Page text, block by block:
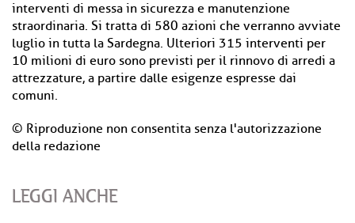
interventi di messa in sicurezza e manutenzione
straordinaria. Si tratta di 580 azioni che verranno avviate
luglio in tutta la Sardegna. Ulteriori 315 interventi per
10 milioni di euro sono previsti per il rinnovo di arredi a
attrezzature, a partire dalle esigenze espresse dai
comuni.
© Riproduzione non consentita senza l'autorizzazione
della redazione
LEGGI ANCHE